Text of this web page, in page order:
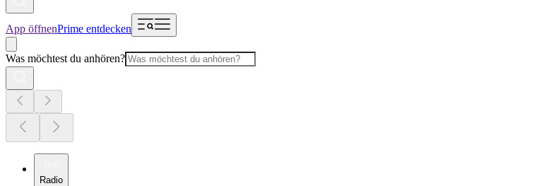
App öffnenPrime entdecken
Was möchtest du anhören?
Radio